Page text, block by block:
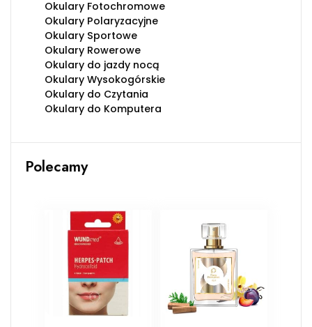
Okulary Fotochromowe
Okulary Polaryzacyjne
Okulary Sportowe
Okulary Rowerowe
Okulary do jazdy nocą
Okulary Wysokogórskie
Okulary do Czytania
Okulary do Komputera
Polecamy